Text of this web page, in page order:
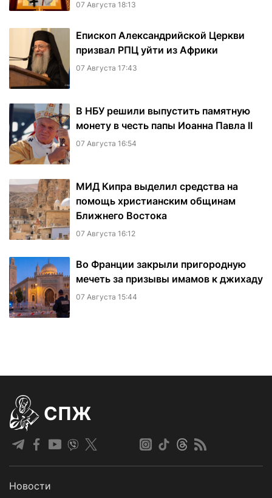
07 Августа 18:13
Епископ Александрийской Церкви
призвал РПЦ уйти из Африки
07 Августа 17:43
В НБУ решили выпустить памятную
монету в честь папы Иоанна Павла II
07 Августа 16:54
МИД Кипра выделил средства на
помощь христианским общинам
Ближнего Востока
07 Августа 16:12
Во Франции закрыли пригородную
мечеть за призывы имамов к джихаду
07 Августа 15:44
СПЖ
Новости